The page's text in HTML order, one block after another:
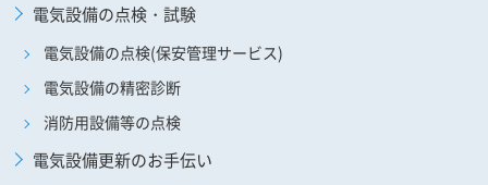
電気設備の点検・試験
電気設備の点検(保安管理サービス)
電気設備の精密診断
消防用設備等の点検
電気設備更新のお手伝い